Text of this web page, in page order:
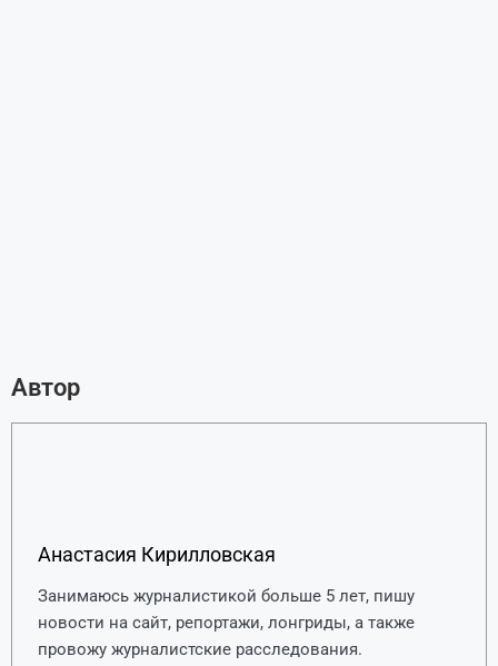
Автор
Анастасия Кирилловская
Занимаюсь журналистикой больше 5 лет, пишу
новости на сайт, репортажи, лонгриды, а также
провожу журналистские расследования.